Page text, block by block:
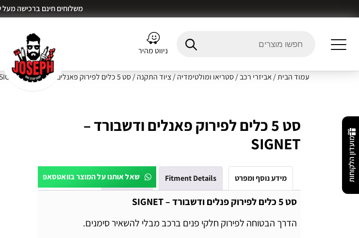
משלוחים חינם ברכישה מעל 499₪
ניווט מהיר
מועדון הלקוחות
עמוד הבית/אביזרי רכב/סטריאו ומולטימדיה/ציוד התקנה/ סט 5 כלים לפירוק פאנלים ודשבורד – SIGNET
סט 5 כלים לפירוק פאנלים ודשבורד –
SIGNET
שאל אותנו על המוצר בוואטסאפ מידע נוסף ומפרט Fitment Details חוות דעת (0)
סט 5 כלים לפירוק פנלים ודשבורד – SIGNET
הדרך הבטוחה לפירוק חלקי פנים ברכב מבלי להשאיר סימנים.